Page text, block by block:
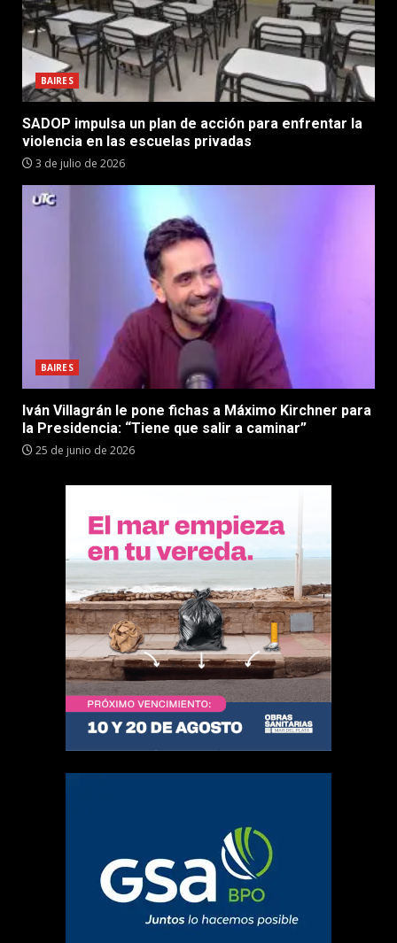
BAIRES
SADOP impulsa un plan de acción para enfrentar la
violencia en las escuelas privadas
3 de julio de 2026
BAIRES
Iván Villagrán le pone fichas a Máximo Kirchner para
la Presidencia: “Tiene que salir a caminar”
25 de junio de 2026